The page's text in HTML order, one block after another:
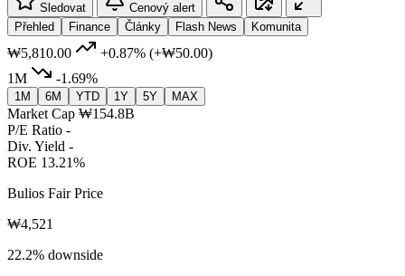
Sledovat
Cenový alert
Přehled
Finance Články Flash News Komunita
₩5,810.00 +0.87% (+₩50.00)
1M
-1.69%
1M 6M YTD 1Y 5Y MAX
Market Cap ₩154.8B
P/E Ratio -
Div. Yield -
ROE 13.21%
Bulios Fair Price
₩4,521
22.2% downside